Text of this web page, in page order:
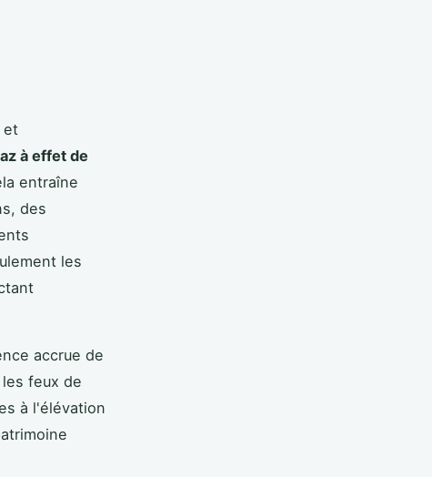
et
à effet de
entraîne
des
les
accrue de
feux de
à l'élévation